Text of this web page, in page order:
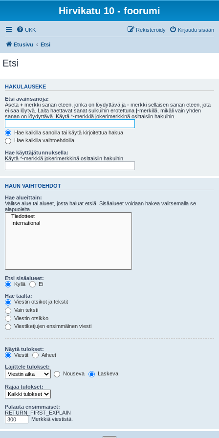
Hirvikatu 10 - foorumi
UKK Kirjaudu sisään
Rekisteröidy
Etusivu Etsi
Etsi
HAKULAUSEKE
Etsi avainsanoja:
Aseta + merkki sanan eteen, jonka on löydyttävä ja - merkki sellaisen sanan eteen, jota
ei saa löytyä. Laita haettavat sanat sulkuihin erotettuna |-merkillä, mikäli vain yhden
sanan on löydyttävä. Käytä *-merkkiä jokerimerkkinä osittaisiin hakuihin.
Hae kaikilla sanoilla tai käytä kirjoitettua hakua
Hae kaikilla vaihtoehdoilla
Hae käyttäjätunnuksella:
Käytä *-merkkiä jokerimerkkinä osittaisiin hakuihin.
HAUN VAIHTOEHDOT
Hae alueittain:
Valitse alue tai alueet, josta haluat etsiä. Sisäalueet voidaan hakea valitsemalla se
alapuolelta.
Etsi sisäalueet:
Kyllä
Ei
Hae täältä:
Viestin otsikot ja tekstit
Vain teksti
Viestin otsikko
Viestiketjujen ensimmäinen viesti
Näytä tulokset:
Viestit
Aiheet
Lajittele tulokset:
Nouseva
Laskeva
Rajaa tulokset:
Palauta ensimmäiset:
RETURN_FIRST_EXPLAIN
Merkkiä viestistä.